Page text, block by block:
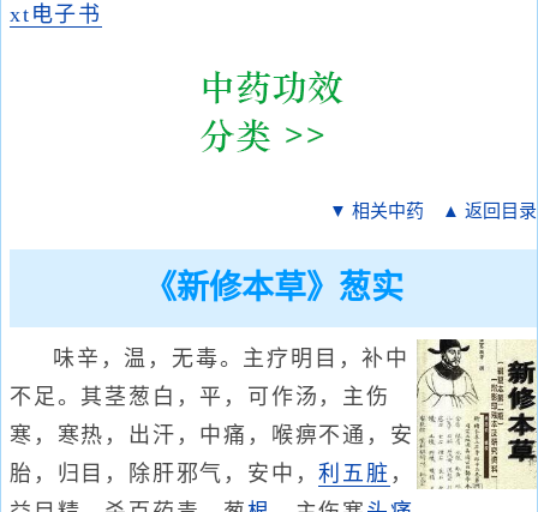
xt电子书
▼ 相关中药 ▲ 返回目录
《新修本草》葱实
味辛，温，无毒。主疗明目，补中
不足。其茎葱白，平，可作汤，主伤
寒，寒热，出汗，中痛，喉痹不通，安
胎，归目，除肝邪气，安中，利五脏 ，